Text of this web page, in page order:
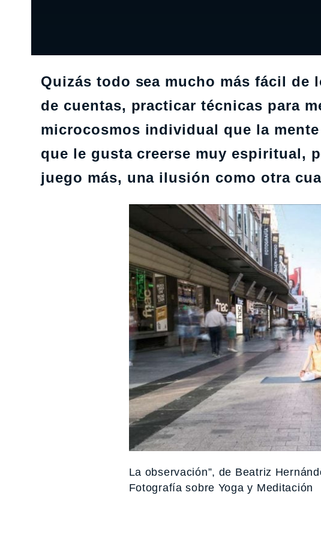
Quizás todo sea mucho más fácil de
de cuentas, practicar técnicas para
microcosmos individual que la
que le gusta creerse muy espiritual,
juego más, una ilusión como otra
La observación”, de Beatriz
Fotografía sobre Yoga y Meditación